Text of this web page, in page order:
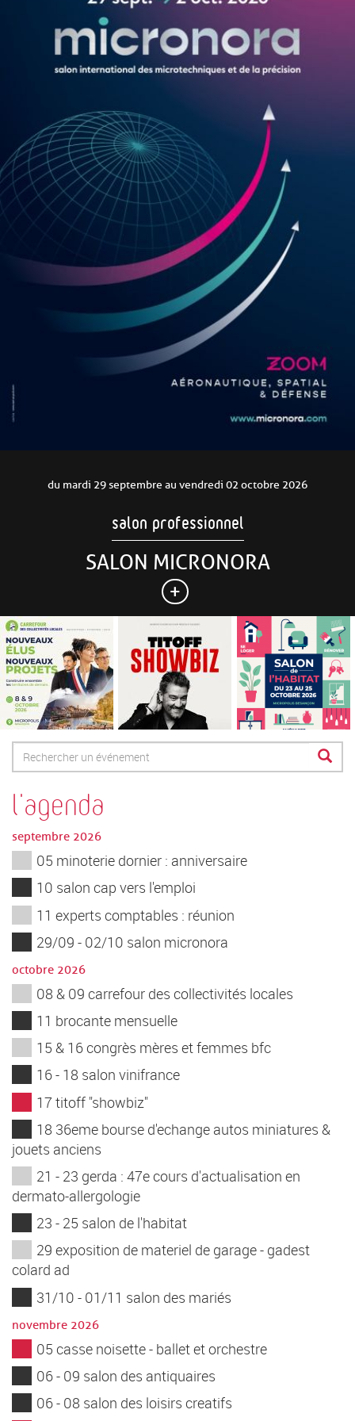
du mardi 29 septembre au vendredi 02 octobre 2026
salon professionnel
SALON MICRONORA
Formulaire
de
recherche
l'agenda
septembre 2026
05 minoterie dornier : anniversaire
10 salon cap vers l'emploi
11 experts comptables : réunion
29/09 - 02/10 salon micronora
octobre 2026
08 & 09 carrefour des collectivités locales
11 brocante mensuelle
15 & 16 congrès mères et femmes bfc
16 - 18 salon vinifrance
17 titoff "showbiz"
18 36eme bourse d'echange autos miniatures &
jouets anciens
21 - 23 gerda : 47e cours d'actualisation en
dermato-allergologie
23 - 25 salon de l'habitat
29 exposition de materiel de garage - gadest
colard ad
31/10 - 01/11 salon des mariés
novembre 2026
05 casse noisette - ballet et orchestre
06 - 09 salon des antiquaires
06 - 08 salon des loisirs creatifs